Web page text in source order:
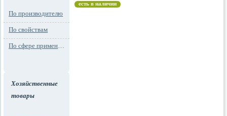
По производителю
По свойствам
По сфере применения
Хозяйственные
товары
есть в наличии